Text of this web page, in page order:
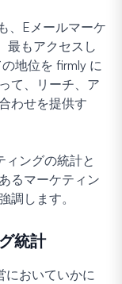
、Eメールマーケ
最もアクセスし
地位を firmly に
て、リーチ、ア
わせを提供す
ィングの統計と
るマーケティン
調します。
統計
においていかに